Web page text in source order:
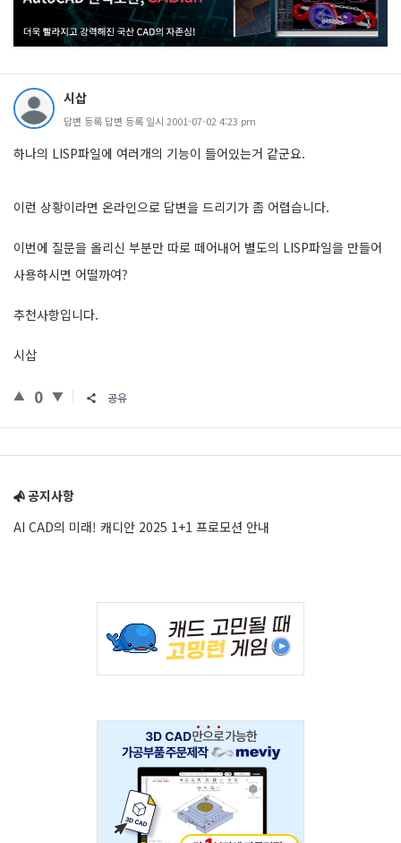
시삽
답변 등록 답변 등록 일시 2001-07-02 4:23 pm
하나의 LISP파일에 여러개의 기능이 들어있는거 같군요.
이런 상황이라면 온라인으로 답변을 드리기가 좀 어렵습니다.
이번에 질문을 올리신 부분만 따로 떼어내어 별도의 LISP파일을 만들어
사용하시면 어떨까여?
추천사항입니다.
시삽
0 공유
공지사항
AI CAD의 미래! 캐디안 2025 1+1 프로모션 안내